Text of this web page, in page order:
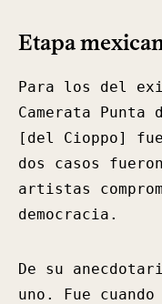
Etapa
Para los del
Camerata Punta
[del Cioppo]
dos casos
artistas
democracia.
De su
uno. Fue